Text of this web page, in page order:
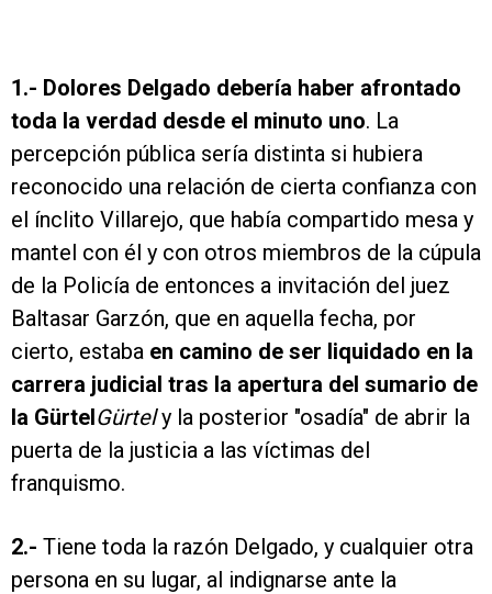
1.- Dolores Delgado debería haber afrontado
toda la verdad desde el minuto uno. La
percepción pública sería distinta si hubiera
reconocido una relación de cierta confianza con
el ínclito Villarejo, que había compartido mesa y
mantel con él y con otros miembros de la cúpula
de la Policía de entonces a invitación del juez
Baltasar Garzón, que en aquella fecha, por
cierto, estaba en camino de ser liquidado en la
carrera judicial tras la apertura del sumario de
la GürtelGürtely la posterior "osadía" de abrir la
puerta de la justicia a las víctimas del
franquismo.
2.- Tiene toda la razón Delgado, y cualquier otra
persona en su lugar, al indignarse ante la